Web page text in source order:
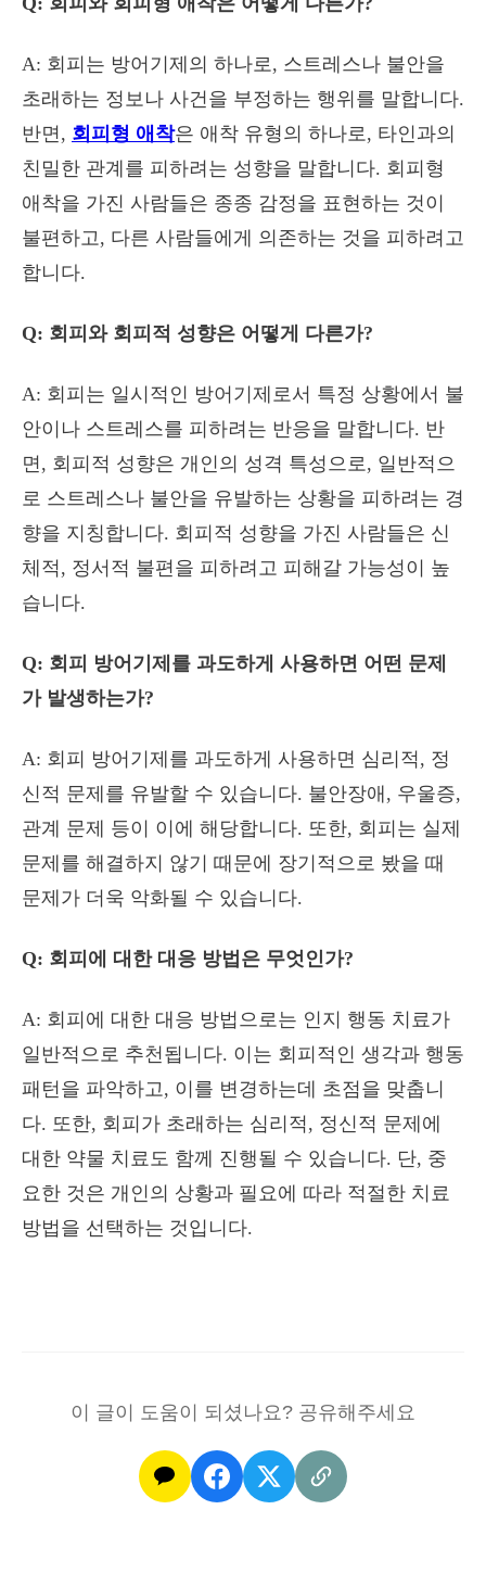
A: 회피는 방어기제의 하나로, 스트레스나 불안을
초래하는 정보나 사건을 부정하는 행위를 말합니다.
반면, 회피형 애착은 애착 유형의 하나로, 타인과의
친밀한 관계를 피하려는 성향을 말합니다. 회피형
애착을 가진 사람들은 종종 감정을 표현하는 것이
불편하고, 다른 사람들에게 의존하는 것을 피하려고
합니다.
Q: 회피와 회피적 성향은 어떻게 다른가?
A: 회피는 일시적인 방어기제로서 특정 상황에서 불
안이나 스트레스를 피하려는 반응을 말합니다. 반
면, 회피적 성향은 개인의 성격 특성으로, 일반적으
로 스트레스나 불안을 유발하는 상황을 피하려는 경
향을 지칭합니다. 회피적 성향을 가진 사람들은 신
체적, 정서적 불편을 피하려고 피해갈 가능성이 높
습니다.
Q: 회피 방어기제를 과도하게 사용하면 어떤 문제
가 발생하는가?
A: 회피 방어기제를 과도하게 사용하면 심리적, 정
신적 문제를 유발할 수 있습니다. 불안장애, 우울증,
관계 문제 등이 이에 해당합니다. 또한, 회피는 실제
문제를 해결하지 않기 때문에 장기적으로 봤을 때
문제가 더욱 악화될 수 있습니다.
Q: 회피에 대한 대응 방법은 무엇인가?
A: 회피에 대한 대응 방법으로는 인지 행동 치료가
일반적으로 추천됩니다. 이는 회피적인 생각과 행동
패턴을 파악하고, 이를 변경하는데 초점을 맞춥니
다. 또한, 회피가 초래하는 심리적, 정신적 문제에
대한 약물 치료도 함께 진행될 수 있습니다. 단, 중
요한 것은 개인의 상황과 필요에 따라 적절한 치료
방법을 선택하는 것입니다.
이 글이 도움이 되셨나요? 공유해주세요